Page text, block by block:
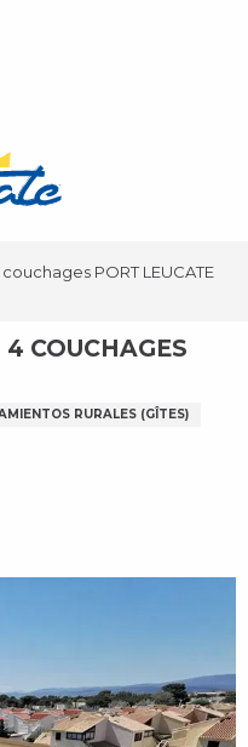
PORT LEUCATE
COUCHAGES
RURALES (GÎTES)